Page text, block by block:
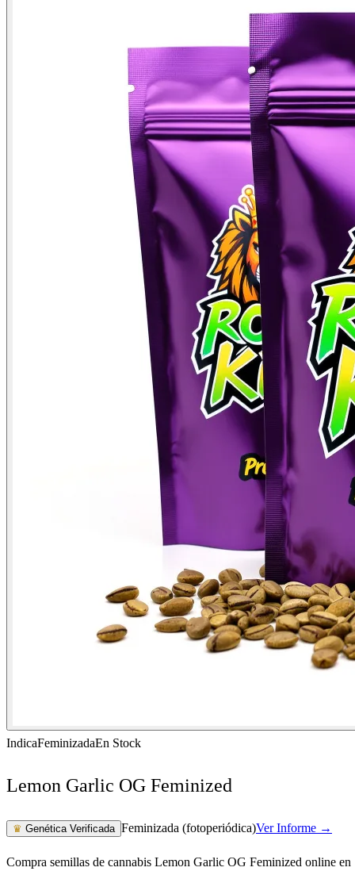
IndicaFeminizadaEn Stock
Lemon Garlic OG Feminized
♛ Genética Verificada Feminizada (fotoperiódica)Ver Informe →
Compra semillas de cannabis Lemon Garlic OG Feminized online en